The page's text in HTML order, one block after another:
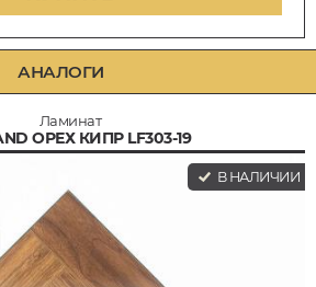
АНАЛОГИ
Ламинат
ОРЕХ КИПР LF303-19
В НАЛИЧИИ